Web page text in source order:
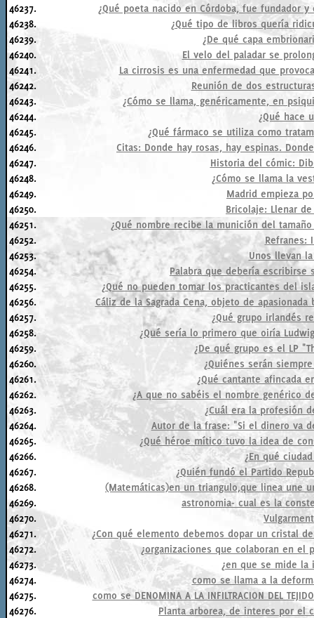
46237.
¿Qué poeta nacido en Córdoba, fue fundador
46238.
¿Qué tipo de libros quería
46239.
¿De qué capa
46240.
El velo del paladar se
46241.
La cirrosis es una enfermedad que
46242.
Reunión de dos
46243.
¿Cómo se llama, genéricamente, en
46244.
¿Qué hace
46245.
¿Qué fármaco se utiliza como
46246.
Citas: Donde hay rosas, hay espinas.
46247.
Historia del cómic:
46248.
¿Cómo se llama la
46249.
Madrid empieza
46250.
Bricolaje: Llenar
46251.
¿Qué nombre recibe la munición del
46252.
Refranes:
46253.
Unos llevan
46254.
Palabra que debería escribirse
46255.
¿Qué no pueden tomar los practicantes del
46256.
Cáliz de la Sagrada Cena, objeto de
46257.
¿Qué grupo irlandés
46258.
¿Qué sería lo primero que oiría
46259.
¿De qué grupo es el LP
46260.
¿Quiénes serán
46261.
¿Qué cantante afincada
46262.
¿A que no sabéis el nombre genérico
46263.
¿Cuál era la profesión
46264.
Autor de la frase: "Si el dinero va
46265.
¿Qué héroe mítico tuvo la idea de
46266.
¿En qué
46267.
¿Quién fundó el Partido
46268.
(Matemáticas)en un triangulo,que linea une
46269.
astronomia- cual es la
46270.
46271.
¿Con qué elemento debemos dopar un cristal
46272.
¿organizaciones que colaboran en el
46273.
¿en que se mide la
46274.
como se llama a la
46275.
como se DENOMINA A LA INFILTRACION DEL
46276.
Planta arborea, de interes por el